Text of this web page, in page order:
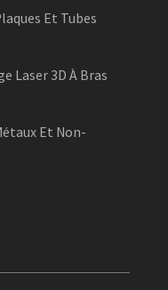
Et Tubes
Laser 3D À Bras
Et Non-